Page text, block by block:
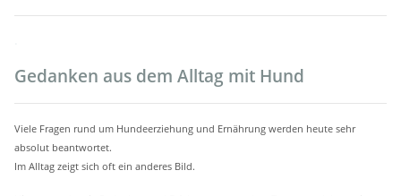
Gedanken aus dem Alltag mit Hund
Viele Fragen rund um Hundeerziehung und Ernährung werden heute sehr
absolut beantwortet.
Im Alltag zeigt sich oft ein anderes Bild.